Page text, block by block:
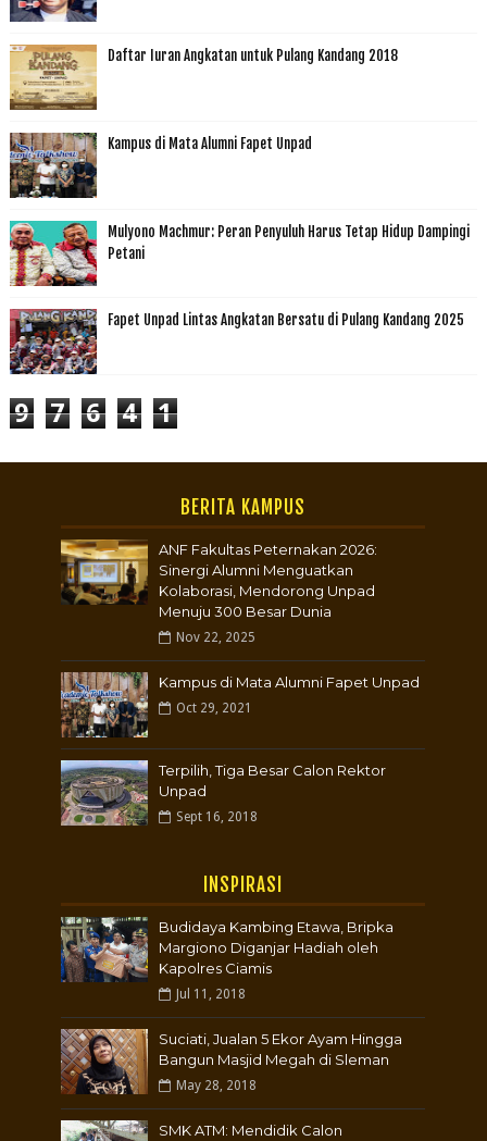
Daftar Iuran Angkatan untuk Pulang Kandang 2018
Kampus di Mata Alumni Fapet Unpad
Mulyono Machmur: Peran Penyuluh Harus Tetap Hidup Dampingi
Petani
Fapet Unpad Lintas Angkatan Bersatu di Pulang Kandang 2025
9 7 6 4 1
BERITA KAMPUS
ANF Fakultas Peternakan 2026:
Sinergi Alumni Menguatkan
Kolaborasi, Mendorong Unpad
Menuju 300 Besar Dunia
Nov 22, 2025
Kampus di Mata Alumni Fapet Unpad
Oct 29, 2021
Terpilih, Tiga Besar Calon Rektor
Unpad
Sept 16, 2018
INSPIRASI
Budidaya Kambing Etawa, Bripka
Margiono Diganjar Hadiah oleh
Kapolres Ciamis
Jul 11, 2018
Suciati, Jualan 5 Ekor Ayam Hingga
Bangun Masjid Megah di Sleman
May 28, 2018
SMK ATM: Mendidik Calon